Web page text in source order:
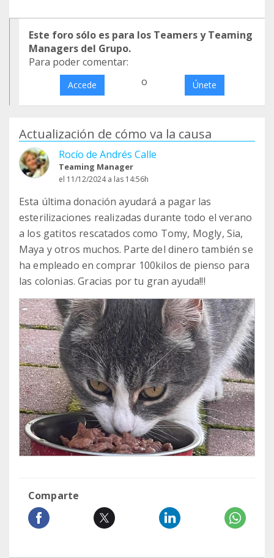
Este foro sólo es para los Teamers y Teaming
Managers del Grupo.
Para poder comentar:
Accede o Únete
Actualización de cómo va la causa
Rocío de Andrés Calle
Teaming Manager
el 11/12/2024 a las 14:56h
Esta última donación ayudará a pagar las
esterilizaciones realizadas durante todo el verano
a los gatitos rescatados como Tomy, Mogly, Sia,
Maya y otros muchos. Parte del dinero también se
ha empleado en comprar 100kilos de pienso para
las colonias. Gracias por tu gran ayuda!!!
Comparte